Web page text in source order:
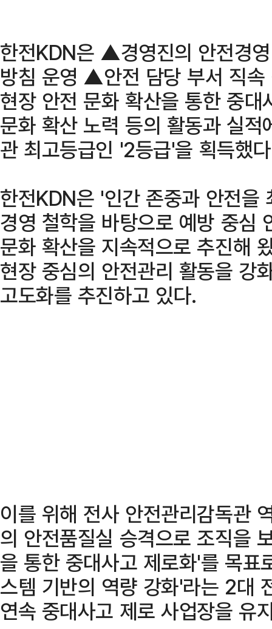
한전KDN은 ▲경영진의 안전경
방침 운영 ▲안전 담당 부서 직
현장 안전 문화 확산을 통한 중
문화 확산 노력 등의 활동과 실
관 최고등급인 '2등급'을 획득했
한전KDN은 '인간 존중과 안전을
경영 철학을 바탕으로 예방 중심
문화 확산을 지속적으로 추진해
현장 중심의 안전관리 활동을 강
고도화를 추진하고 있다.
이를 위해 전사 안전관리감독관
의 안전품질실 승격으로 조직을
을 통한 중대사고 제로화'를 목
스템 기반의 역량 강화'라는 2대
연속 중대사고 제로 사업장을 유